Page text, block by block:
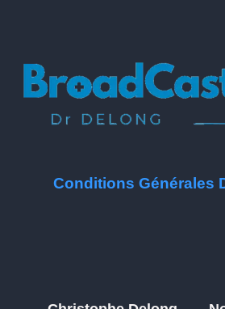
Conditions Générales